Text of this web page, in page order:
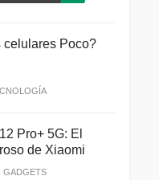
celulares Poco?
Pro+ 5G: El
de Xiaomi
GADGETS